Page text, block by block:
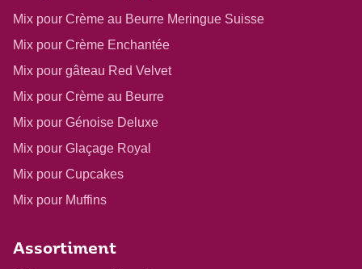
Mix pour Crème au Beurre Meringue Suisse
Mix pour Crème Enchantée
Mix pour gâteau Red Velvet
Mix pour Crème au Beurre
Mix pour Génoise Deluxe
Mix pour Glaçage Royal
Mix pour Cupcakes
Mix pour Muffins
Assortiment